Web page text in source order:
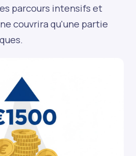
parcours intensifs et
couvrira qu'une partie